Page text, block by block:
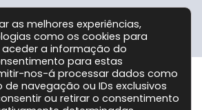
Todos os Direitos Reservados!
as melhores experiências,
como os cookies para
a informação do
para estas
nos-á processar dados como
navegação ou IDs exclusivos
ou retirar o consentimento